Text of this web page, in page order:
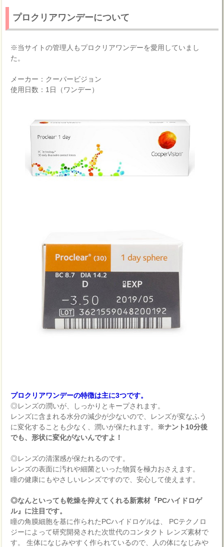
プロクリアワンデーについて
※当サイトの管理人もプロクリアワンデーを愛用していまし
た。
メーカー：クーパービジョン
使用日数：1日（ワンデー）
プロクリアワンデーの特徴は主に3つです。
◎レンズの潤いが、しっかりとキープされます。
レンズに含まれる水分の減少が少ないので、レンズが変なふう
に変化することも少なく、潤いが保たれます。 ※ナント10分後
でも、形状に変化がないんですよ！
◎レンズの清潔感が保たれるのです。
レンズの表面に汚れや細菌といった物質を極力おさえます。
瞳の健康にもやさしいレンズですので、安心して使えます。
◎なんといっても乾燥を抑えてくれる新素材『PCハイドロゲ
ル』に注目です。
瞳の角膜細胞を基に作られたPCハイドロゲルは、 PCテクノロ
ジーによって研究開発された次世代のコンタクト レンズ素材で
す。 生体になじみやすく作られているので、人の体になじみや